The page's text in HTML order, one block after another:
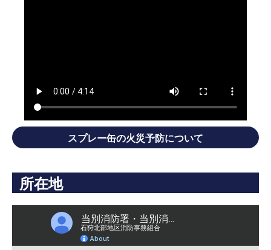
スプレー缶の火災予防について
所在地